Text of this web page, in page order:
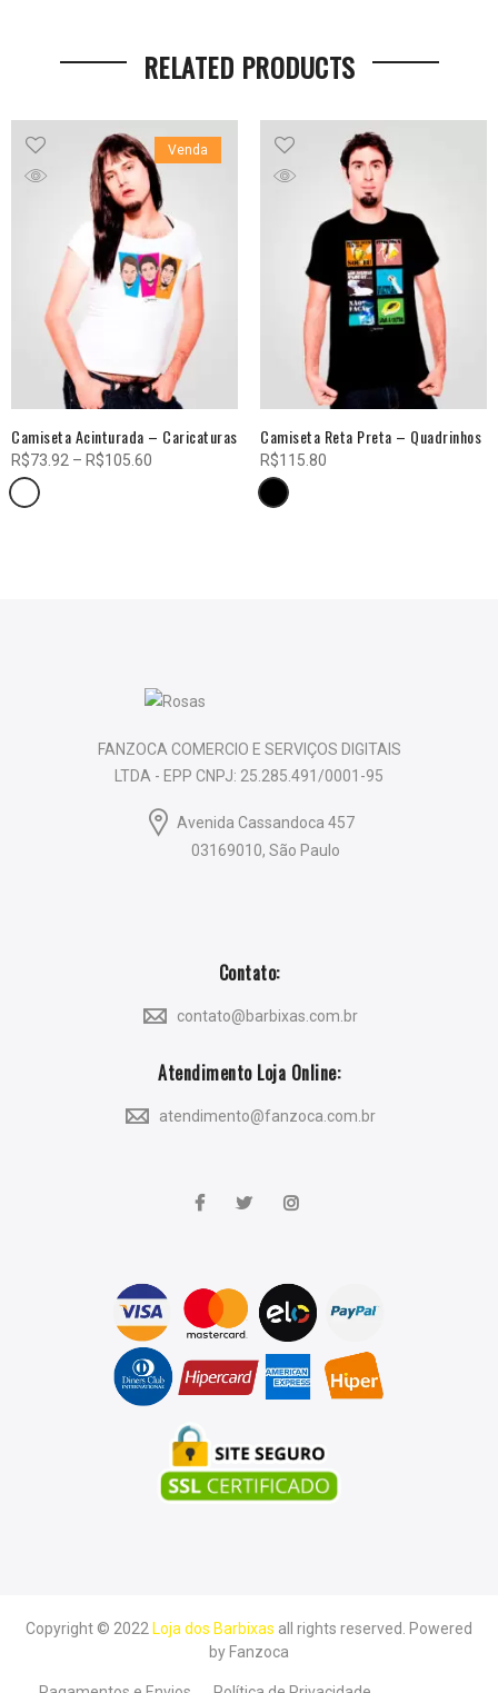
RELATED PRODUCTS
Venda
Camiseta Acinturada – Caricaturas
R$73.92 – R$105.60
Camiseta Reta Preta – Quadrinhos
R$115.80
FANZOCA COMERCIO E SERVIÇOS DIGITAIS
LTDA - EPP CNPJ: 25.285.491/0001-95
Avenida Cassandoca 457
03169010, São Paulo
Contato:
contato@barbixas.com.br
Atendimento Loja Online:
atendimento@fanzoca.com.br
Copyright © 2022 Loja dos Barbixas all rights reserved. Powered
by Fanzoca